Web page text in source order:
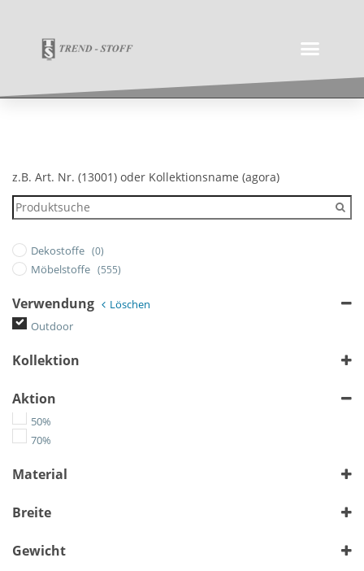
z.B. Art. Nr. (13001) oder Kollektionsname (agora)
Dekostoffe (0)
Möbelstoffe (555)
Verwendung
Löschen
Outdoor
Kollektion
Aktion
50%
70%
Material
Breite
Gewicht